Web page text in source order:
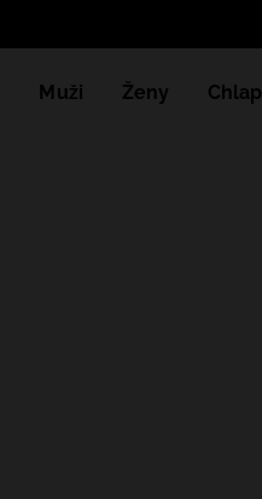
Muži Ženy